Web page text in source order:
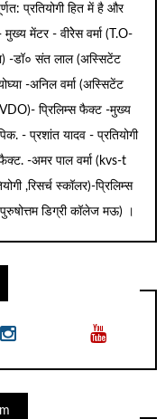
प्रतियोगी हित में है और
मेंटर - वीरेेस वर्मा (T.O-
-डॉ० संत लाल (अस्सिटेंट
-अनिल वर्मा (अस्सिटेंट
प्रिलिम्स फैक्ट -मुख्य
- प्रशांत यादव - प्रतियोगी
-अमर पाल वर्मा (kvs-t
,रिसर्च स्कॉलर)-प्रिलिम्स
डिग्री कॉलेज मऊ) ।